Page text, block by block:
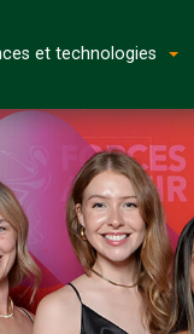
et technologies